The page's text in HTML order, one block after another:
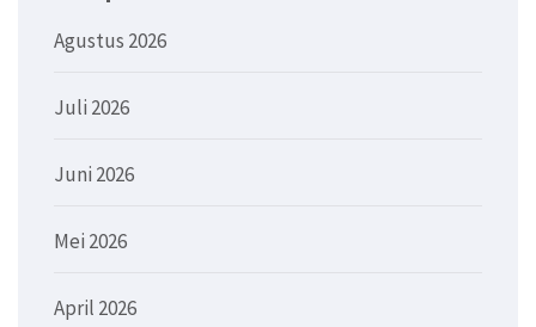
Agustus 2026
Juli 2026
Juni 2026
Mei 2026
April 2026